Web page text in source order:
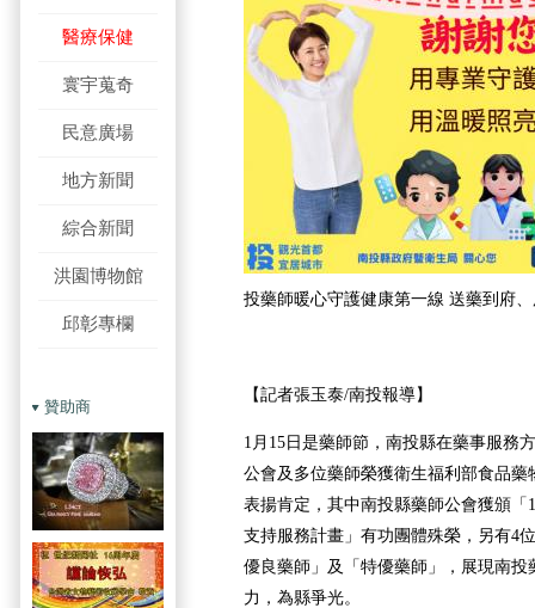
醫療保健
寰宇蒐奇
民意廣場
地方新聞
綜合新聞
洪園博物館
邱彰專欄
贊助商
投藥師暖心守護健康第一線 送藥到府
【記者張玉泰/南投報導】
1月15日是藥師節，南投縣在藥事服務
公會及多位藥師榮獲衛生福利部食品
表揚肯定，其中南投縣藥師公會獲頒「
支持服務計畫」有功團體殊榮，另有4
優良藥師」及「特優藥師」，展現南
力，為縣爭光。